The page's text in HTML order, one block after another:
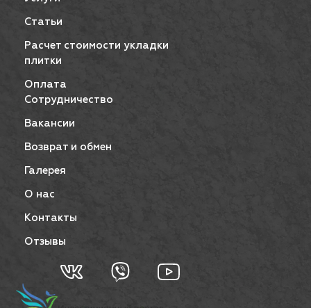
Статьи
Расчет стоимости укладки
плитки
Оплата
Сотрудничество
Вакансии
Возврат и обмен
Галерея
О нас
Контакты
Отзывы